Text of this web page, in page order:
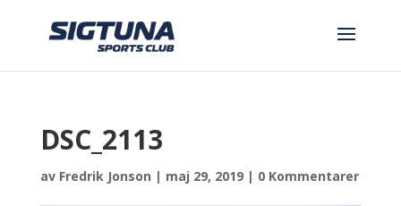
DSC_2113
av Fredrik Jonson | maj 29, 2019| 0 Kommentarer